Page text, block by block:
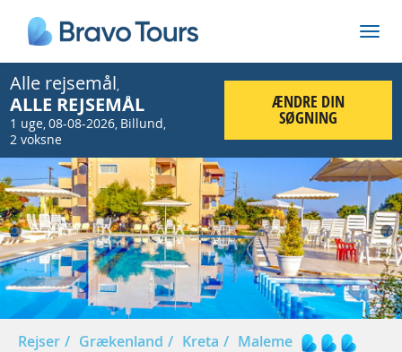
Alle rejsemål,
ALLE REJSEMÅL
1 uge,08-08-2026, Billund,
2 voksne
ÆNDRE DIN
SØGNING
Prev
Rejser Grækenland Kreta
Maleme